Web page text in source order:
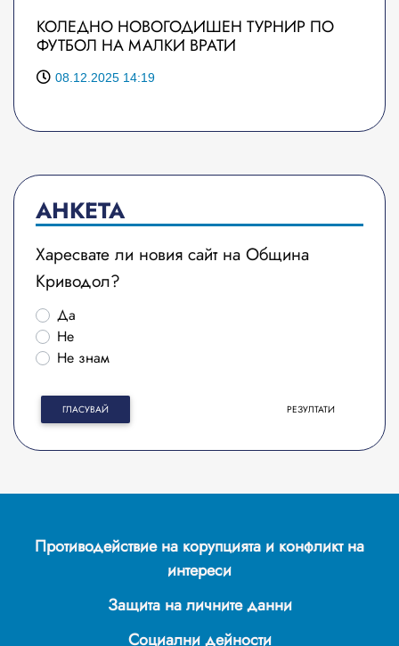
КОЛЕДНО НОВОГОДИШЕН ТУРНИР ПО
ФУТБОЛ НА МАЛКИ ВРАТИ
08.12.2025 14:19
АНКЕТА
Харесвате ли новия сайт на Община
Криводол?
Да
Не
Не знам
ГЛАСУВАЙ РЕЗУЛТАТИ
Противодействие на корупцията и конфликт на
интереси
Защита на личните данни
Социални дейности